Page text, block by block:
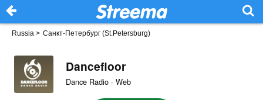
Russia > Санкт-Петербург (St.Petersburg)
Dancefloor
Dance Radio · Web